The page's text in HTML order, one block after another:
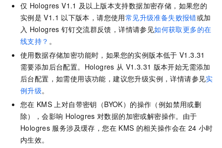
仅 Hologres V1.1 及以上版本支持数据加密存储，如果您的
实例是 V1.1 以下版本，请您使用常见升级准备失败报错或加
入 Hologres 钉钉交流群反馈，详情请参见如何获取更多的在
线支持？ 。
使用数据存储加密功能时，如果您的实例版本低于 V1.3.31
需要添加后台配置。Hologres 从 V1.3.31 版本开始无需添加
后台配置，如需使用该功能，建议您升级实例，详情请参见实
例升级。
您在 KMS 上对自带密钥（BYOK）的操作（例如禁用或删
除），会影响 Hologres 对数据的加密或解密操作。由于
Hologres 服务涉及缓存，您在 KMS 的相关操作会在 24 小时
内生效。